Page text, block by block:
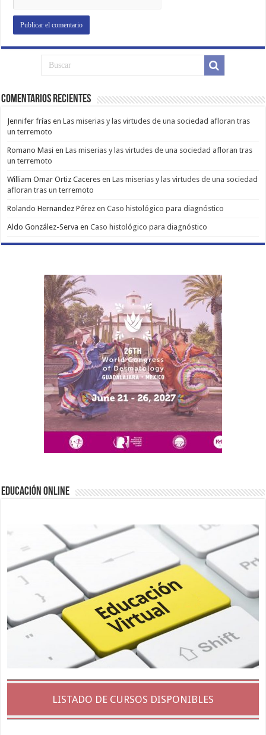
Comentarios Recientes
Jennifer frías enLas miserias y las virtudes de una sociedad afloran tras
un terremoto
Romano Masi enLas miserias y las virtudes de una sociedad afloran tras
un terremoto
William Omar Ortiz Caceres enLas miserias y las virtudes de una sociedad
afloran tras un terremoto
Rolando Hernandez Pérez enCaso histológico para diagnóstico
Aldo González-Serva enCaso histológico para diagnóstico
EDUCACIÓN ONLINE
LISTADO DE CURSOS DISPONIBLES